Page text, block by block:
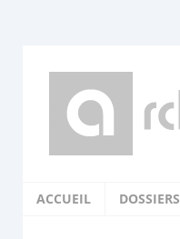
ACCUEIL DOSSIERS